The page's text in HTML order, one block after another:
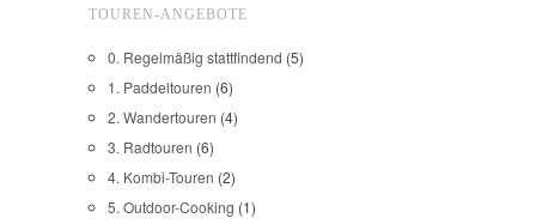
TOUREN-ANGEBOTE
0. Regelmäßig stattfindend (5)
1. Paddeltouren (6)
2. Wandertouren (4)
3. Radtouren (6)
4. Kombi-Touren (2)
5. Outdoor-Cooking (1)